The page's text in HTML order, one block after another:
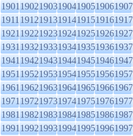
1901190219031904190519061907
1911191219131914191519161917
1921192219231924192519261927
1931193219331934193519361937
1941194219431944194519461947
1951195219531954195519561957
1961196219631964196519661967
1971197219731974197519761977
1981198219831984198519861987
1991199219931994199519961997